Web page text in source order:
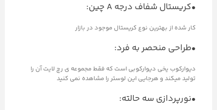
•کریستال شفاف درجه A چین:
کار شده از بهترین نوع کریستال موجود در بازار
•طراحی منحصر به فرد:
دیوارکوب یخی دیوارکوبی است که فقط مجموعه ی رچ لایت آن را
تولید میکند و هرجایی این لوستر را مشاهده نمی کنید
•نورپردازی سه حالته: